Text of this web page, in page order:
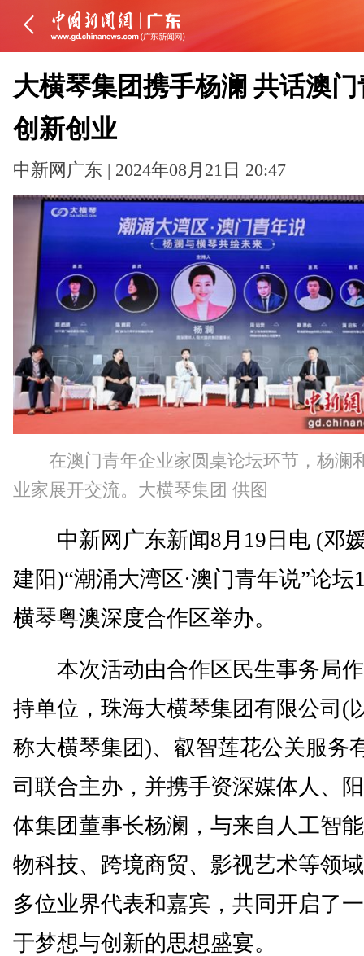
大横琴集团携手杨澜 共话澳
创新创业
中新网广东 | 2024年08月21日 20:47
在澳门青年企业家圆桌论坛环节，杨澜
业家展开交流。大横琴集团 供图
中新网广东新闻8月19日电 (邓
建阳)“潮涌大湾区·澳门青年说”论坛
横琴粤澳深度合作区举办。
本次活动由合作区民生事务局
持单位，珠海大横琴集团有限公司(
称大横琴集团)、叡智莲花公关服务
司联合主办，并携手资深媒体人、
体集团董事长杨澜，与来自人工智
物科技、跨境商贸、影视艺术等领
多位业界代表和嘉宾，共同开启了
于梦想与创新的思想盛宴。